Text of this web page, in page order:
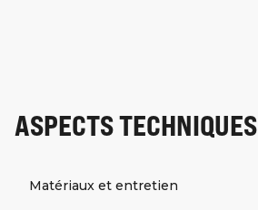
ASPECTS TECHNIQUES
Matériaux et entretien